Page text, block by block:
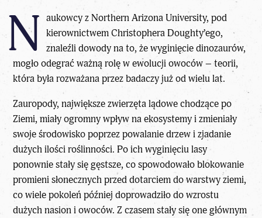
N aukowcy z Northern Arizona University, pod
kierownictwem Christophera Doughty’ego,
znaleźli dowody na to, że wyginięcie dinozaurów,
mogło odegrać ważną rolę w ewolucji owoców – teorii,
która była rozważana przez badaczy już od wielu lat.
Zauropody, największe zwierzęta lądowe chodzące po
Ziemi, miały ogromny wpływ na ekosystemy i zmieniały
swoje środowisko poprzez powalanie drzew i zjadanie
dużych ilości roślinności. Po ich wyginięciu lasy
ponownie stały się gęstsze, co spowodowało blokowanie
promieni słonecznych przed dotarciem do warstwy ziemi,
co wiele pokoleń później doprowadziło do wzrostu
dużych nasion i owoców. Z czasem stały się one głównym